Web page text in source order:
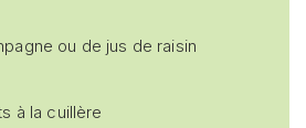
ou de jus de raisin
à la cuillère